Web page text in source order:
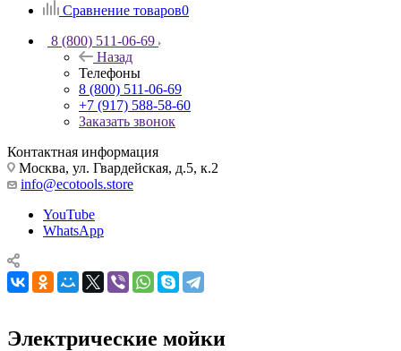
Сравнение товаров0
8 (800) 511-06-69
Назад
Телефоны
8 (800) 511-06-69
+7 (917) 588-58-60
Заказать звонок
Контактная информация
Москва, ул. Гвардейская, д.5, к.2
info@ecotools.store
YouTube
WhatsApp
Электрические мойки